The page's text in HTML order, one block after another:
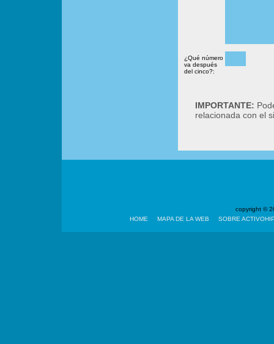
¿Qué número
va después
del cinco?:
IMPORTANTE:
relacionada con el
copyright ©
HOME
MAPA DE LA WEB SOBRE